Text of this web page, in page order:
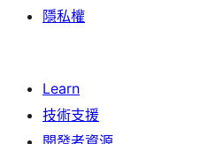
隱私權
Learn
技術支援